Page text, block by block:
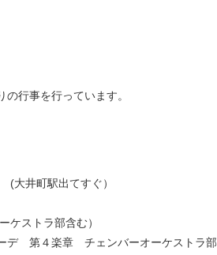
行事を行っています。
(大井町駅出てすぐ）
ストラ部含む）
デ 第４楽章 チェンバーオーケストラ部